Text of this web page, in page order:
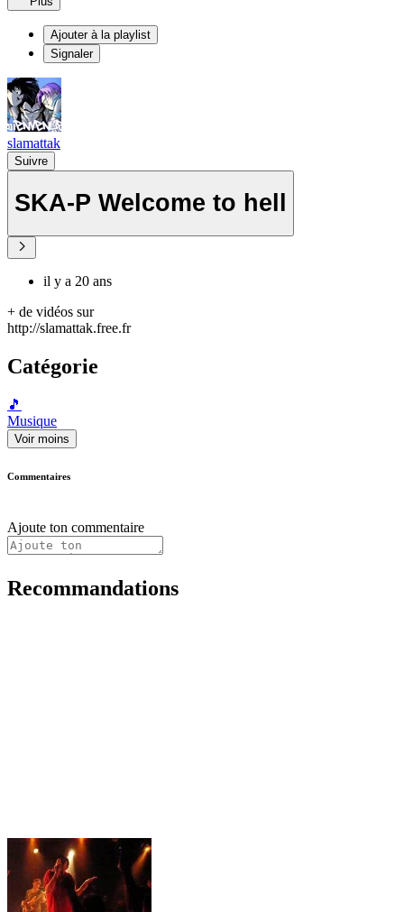
Ajouter à la playlist
Signaler
slamattak
Suivre
SKA-P Welcome to hell
il y a 20 ans
+ de vidéos sur
http://slamattak.free.fr
Catégorie
🎵
Musique
Voir moins
Commentaires
Ajoute ton commentaire
Recommandations